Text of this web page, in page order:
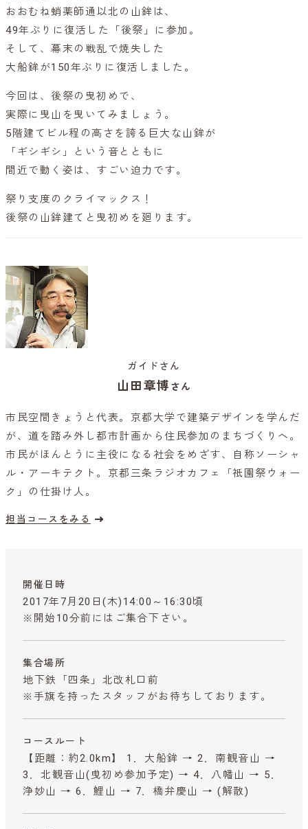
おおむね蛸薬師通以北の山鉾は、
49年ぶりに復活した「後祭」に参加。
そして、幕末の戦乱で焼失した
大船鉾が150年ぶりに復活しました。
今回は、後祭の曳初めで、
実際に曳山を曳いてみましょう。
5階建てビル程の高さを誇る巨大な山鉾が
「ギシギシ」という音とともに
間近で動く姿は、すごい迫力です。
祭り支度のクライマックス！
後祭の山鉾建てと曳初めを廻ります。
ガイドさん
山田章博 さん
市民空間きょうと代表。京都大学で建築デザインを学んだ
が、道を踏み外し都市計画から住民参加のまちづくりへ。
市民がほんとうに主役になる社会をめざす、自称ソーシャ
ル・アーキテクト。京都三条ラジオカフェ「祇園祭ウォー
ク」の仕掛け人。
担当コースをみる
開催日時
2017年7月20日(木)14:00～16:30頃
※開始10分前にはご集合下さい。
集合場所
地下鉄「四条」北改札口前
※手旗を持ったスタッフがお待ちしております。
コースルート
【距離：約2.0km】 1．大船鉾 → 2．南観音山 →
3．北観音山(曵初め参加予定) → 4．八幡山 → 5．
浄妙山 → 6．鯉山 → 7．橋弁慶山 → (解散)